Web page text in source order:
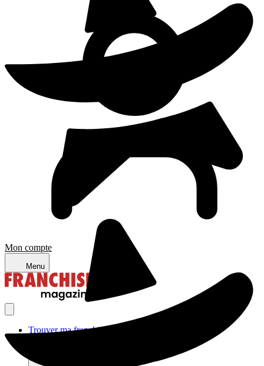
Mon compte
Menu
Trouver ma franchise